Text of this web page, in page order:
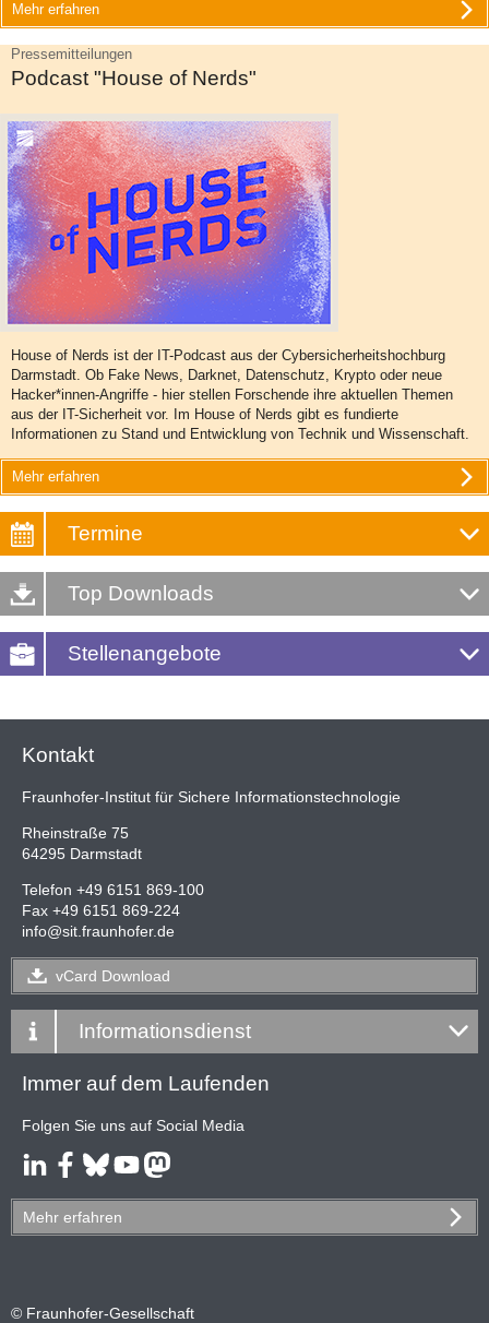
Mehr erfahren
Pressemitteilungen
Podcast "House of Nerds"
House of Nerds ist der IT-Podcast aus der Cybersicherheitshochburg
Darmstadt. Ob Fake News, Darknet, Datenschutz, Krypto oder neue
Hacker*innen-Angriffe - hier stellen Forschende ihre aktuellen Themen
aus der IT-Sicherheit vor. Im House of Nerds gibt es fundierte
Informationen zu Stand und Entwicklung von Technik und Wissenschaft.
Mehr erfahren
Termine
Top Downloads
Stellenangebote
Kontakt
Fraunhofer-Institut für Sichere Informationstechnologie
Rheinstraße 75
64295 Darmstadt
Telefon +49 6151 869-100
Fax +49 6151 869-224
info@sit.fraunhofer.de
vCard Download
Informationsdienst
Immer auf dem Laufenden
Folgen Sie uns auf Social Media
Mehr erfahren
© Fraunhofer-Gesellschaft